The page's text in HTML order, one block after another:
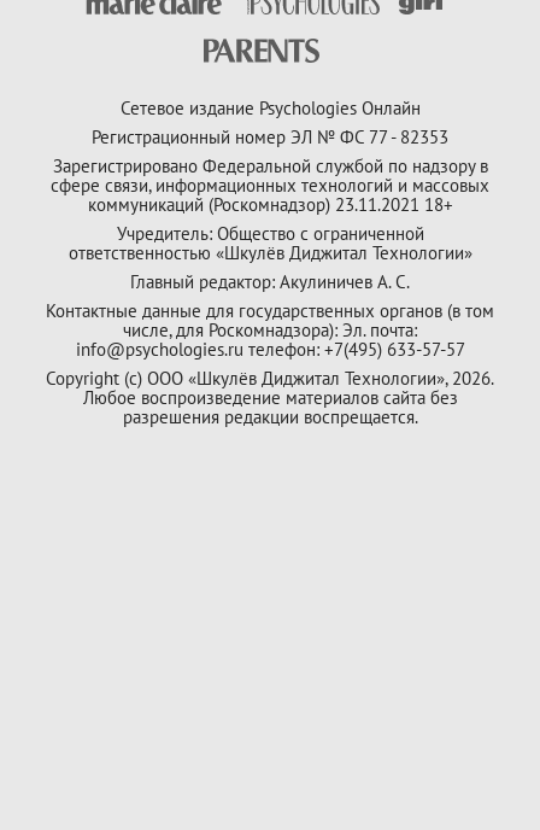
Сетевое издание Psychologies Онлайн
Регистрационный номер ЭЛ № ФС 77 - 82353
Зарегистрировано Федеральной службой по надзору в
сфере связи, информационных технологий и массовых
коммуникаций (Роскомнадзор) 23.11.2021 18+
Учредитель: Общество с ограниченной
ответственностью «Шкулёв Диджитал Технологии»
Главный редактор: Акулиничев А. С.
Контактные данные для государственных органов (в том
числе, для Роскомнадзора): Эл. почта:
info@psychologies.ru телефон: +7(495) 633-57-57
Copyright (с) ООО «Шкулёв Диджитал Технологии», 2026.
Любое воспроизведение материалов сайта без
разрешения редакции воспрещается.